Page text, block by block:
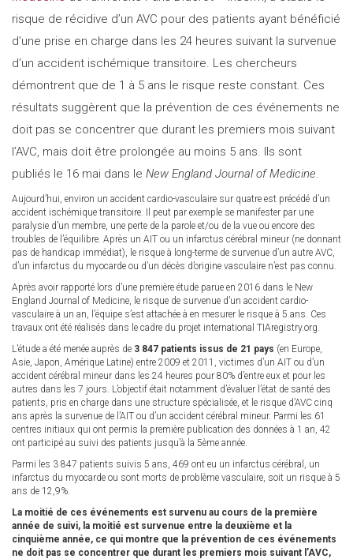
risque de récidive d’un AVC pour des patients ayant bénéficié
d’une prise en charge dans les 24 heures suivant la survenue
d’un accident ischémique transitoire. Les chercheurs
démontrent que de 1 à 5 ans le risque reste constant. Ces
résultats suggèrent que la prévention de ces événements ne
doit pas se concentrer que durant les premiers mois suivant
l’AVC, mais doit être prolongée au moins 5 ans. Ils sont
publiés le 16 mai dans le New England Journal of Medicine.
Aujourd’hui, environ un accident cardio-vasculaire sur quatre est précédé d’un
accident ischémique transitoire. Il peut par exemple se manifester par une
paralysie d’un membre, une perte de la parole et/ou de la vue ou encore des
troubles de l’équilibre. Après un AIT ou un infarctus cérébral mineur (ne donnant
pas de handicap immédiat), le risque à long-terme de survenue d’un autre AVC,
d’un infarctus du myocarde ou d’un décès d’origine vasculaire n’est pas connu.
Après avoir rapporté lors d’une première étude parue en 2016 dans le New
England Journal of Medicine, le risque de survenue d’un accident cardio-
vasculaire à un an, l’équipe s’est attachée à en mesurer le risque à 5 ans. Ces
travaux ont été réalisés dans le cadre du projet international TIAregistry.org.
L’étude a été menée auprès de 3 847 patients issus de 21 pays (en Europe,
Asie, Japon, Amérique Latine) entre 2009 et 2011, victimes d’un AIT ou d’un
accident cérébral mineur dans les 24 heures pour 80% d’entre eux et pour les
autres dans les 7 jours. L’objectif était notamment d’évaluer l’état de santé des
patients, pris en charge dans une structure spécialisée, et le risque d’AVC cinq
ans après la survenue de l’AIT ou d’un accident cérébral mineur. Parmi les 61
centres initiaux qui ont permis la première publication des données à 1 an, 42
ont participé au suivi des patients jusqu’à la 5ème année.
Parmi les 3 847 patients suivis 5 ans, 469 ont eu un infarctus cérébral, un
infarctus du myocarde ou sont morts de problème vasculaire, soit un risque à 5
ans de 12,9%.
La moitié de ces événements est survenu au cours de la première
année de suivi, la moitié est survenue entre la deuxième et la
cinquième année, ce qui montre que la prévention de ces événements
ne doit pas se concentrer que durant les premiers mois suivant l’AVC,